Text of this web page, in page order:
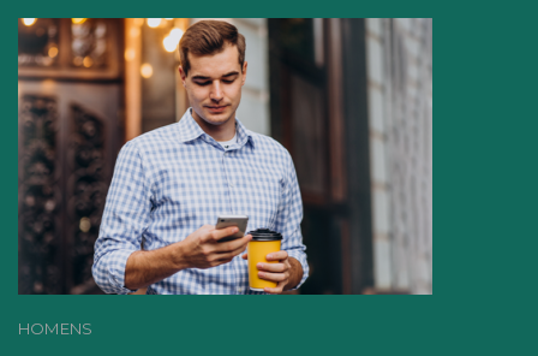
HOMENS